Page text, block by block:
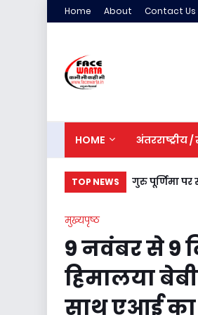
Home About Contact Us
HOME अंतरराष्ट्रीय /
TOP NEWS गुरु पूर्णिमा पर
मुख्यपृष्ठ
9 नवंबर से 9
हिमालया
साथ एआई